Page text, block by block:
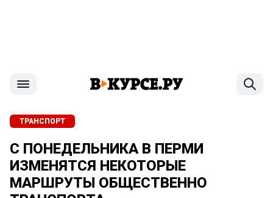
ТРАНСПОРТ
С ПОНЕДЕЛЬНИКА В ПЕРМИ
ИЗМЕНЯТСЯ НЕКОТОРЫЕ
МАРШРУТЫ ОБЩЕСТВЕННО